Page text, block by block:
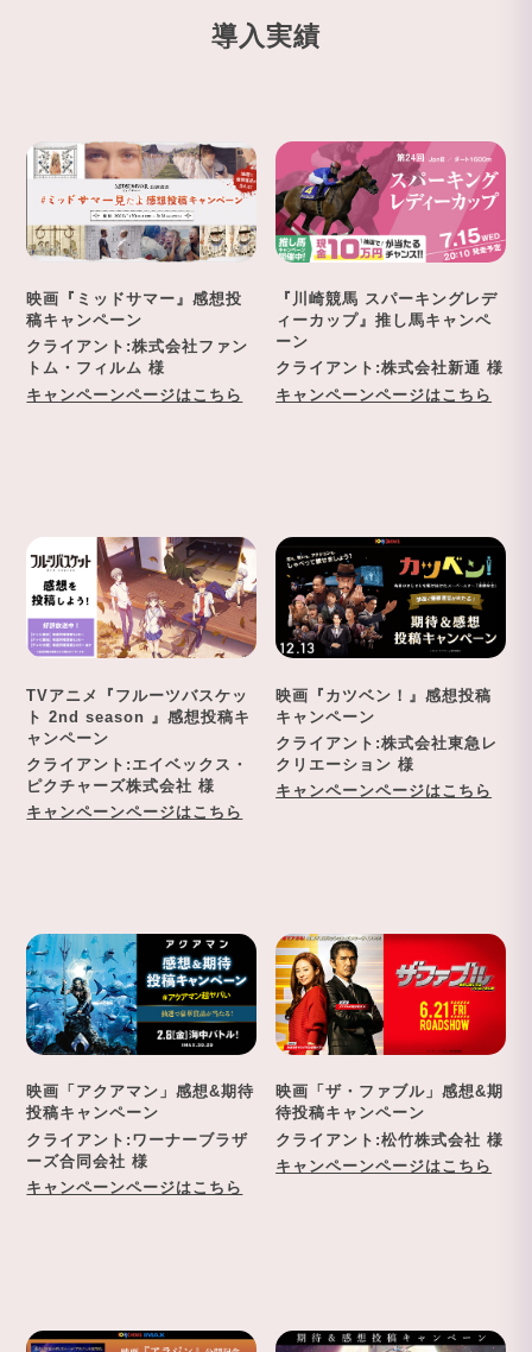
導入実績
映画『ミッドサマー』感想投
稿キャンペーン
クライアント:株式会社ファン
トム・フィルム 様
キャンペーンページはこちら
『川崎競馬 スパーキングレデ
ィーカップ』推し馬キャンペ
ーン
クライアント:株式会社新通 様
キャンペーンページはこちら
TVアニメ『フルーツバスケッ
ト 2nd season 』感想投稿キ
ャンペーン
クライアント:エイベックス・
ピクチャーズ株式会社 様
キャンペーンページはこちら
映画『カツベン！』感想投稿
キャンペーン
クライアント:株式会社東急レ
クリエーション 様
キャンペーンページはこちら
映画「アクアマン」感想&期待
投稿キャンペーン
クライアント:ワーナーブラザ
ーズ合同会社 様
キャンペーンページはこちら
映画「ザ・ファブル」感想&期
待投稿キャンペーン
クライアント:松竹株式会社 様
キャンペーンページはこちら